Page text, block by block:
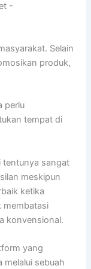
Selain
produk,
perlu
tempat di
tentunya sangat
meskipun
ketika
membatasi
konvensional.
yang
sebuah